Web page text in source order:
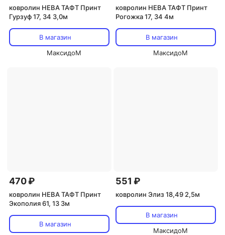
ковролин НЕВА ТАФТ Принт
Гурзуф 17, 34 3,0м
В магазин
МаксидоМ
ковролин НЕВА ТАФТ Принт
Рогожка 17, 34 4м
В магазин
МаксидоМ
470 ₽
ковролин НЕВА ТАФТ Принт
Экополия 61, 13 3м
В магазин
551 ₽
ковролин Элиз 18,49 2,5м
В магазин
МаксидоМ